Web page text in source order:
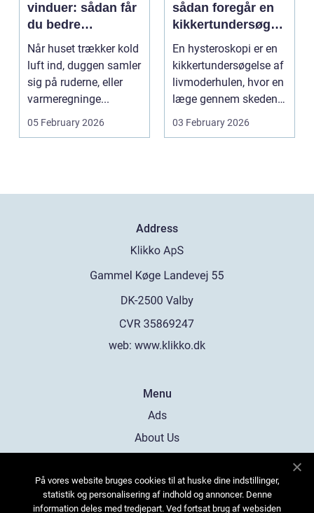
vinduer: sådan får
du bedre
indeklima og
lavere
varmeregning
Når huset trækker kold
luft ind, duggen samler
sig på ruderne, eller
varmeregninge...
05 February 2026
sådan foregår en
kikkertundersøgel
se af livmoderen
En hysteroskopi er en
kikkertundersøgelse af
livmoderhulen, hvor en
læge gennem skeden
og livmoderha...
03 February 2026
Address
web: www.klikko.dk
Menu
Ads
About Us
Contact
Sitemap
På vores website bruges cookies til at huske dine indstillinger,
statistik og personalisering af indhold og annoncer. Denne
information deles med tredjepart. Ved fortsat brug af websiden